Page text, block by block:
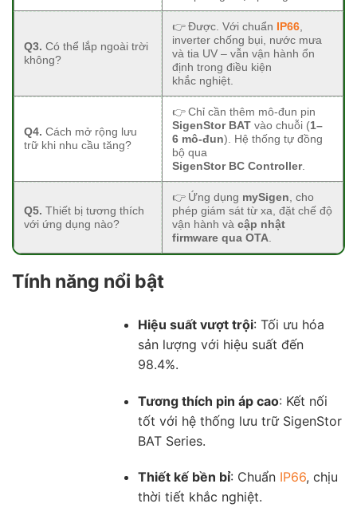
Q3. Có thể lắp ngoài trời
không?
👉 Được. Với chuẩn IP66
inverter chống bụi, nước mưa
và tia UV – vẫn vận hành ổn
định trong điều kiện
khắc nghiệt.
Q4. Cách mở rộng lưu
trữ khi nhu cầu tăng?
👉 Chỉ cần thêm mô-đun pin
SigenStor BAT vào chuỗi (1–
6 mô-đun). Hệ thống tự đồng
bộ qua
SigenStor BC Controller.
Q5. Thiết bị tương thích
với ứng dụng nào?
👉 Ứng dụng mySigen , cho
phép giám sát từ xa, đặt chế độ
vận hành và cập nhật
firmware qua OTA
Tính năng nổi bật
Hiệu suất vượt trội: Tối ưu hóa
sản lượng với hiệu suất đến
98.4%.
Tương thích pin áp cao: Kết nối
tốt với hệ thống lưu trữ SigenStor
BAT Series.
Thiết kế bền bỉ: Chuẩn IP66, chịu
thời tiết khắc nghiệt.